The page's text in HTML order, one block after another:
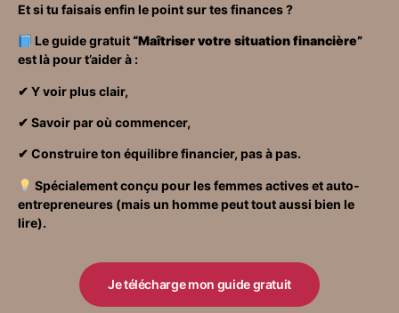
Et si tu faisais enfin le point sur tes finances ?
Le guide gratuit“Maîtriser votre situation financière”
est là pour t’aider à :
✔ Y voir plus clair,
✔ Savoir par où commencer,
✔ Construire ton équilibre financier, pas à pas.
Spécialement conçu pour les femmes actives et auto-
entrepreneures (mais un homme peut tout aussi bien le
lire).
Je télécharge mon guide gratuit